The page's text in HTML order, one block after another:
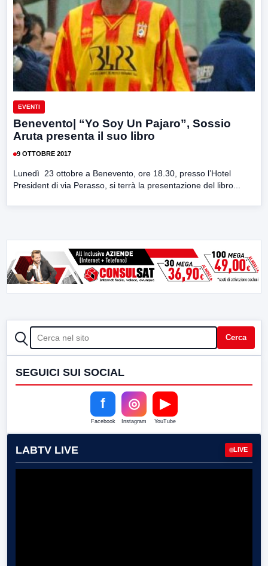
EVENTI
Benevento| “Yo Soy Un Pajaro”, Sossio
Aruta presenta il suo libro
9 OTTOBRE 2017
Lunedì 23 ottobre a Benevento, ore 18.30, presso l’Hotel
President di via Perasso, si terrà la presentazione del libro...
CERCA Cerca
SEGUICI SUI SOCIAL
f
Facebook
◎
Instagram
▶
YouTube
LABTV LIVE LIVE